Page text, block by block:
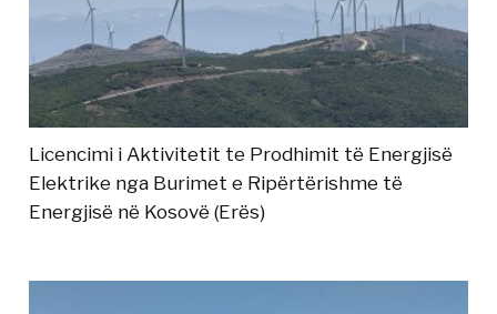
Licencimi i Aktivitetit te Prodhimit të Energjisë
Elektrike nga Burimet e Ripërtërishme të
Energjisë në Kosovë (Erës)